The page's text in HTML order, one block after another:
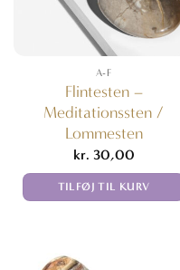
A-F
Flintesten –
Meditationssten /
Lommesten
kr. 30,00
TILFØJ TIL KURV